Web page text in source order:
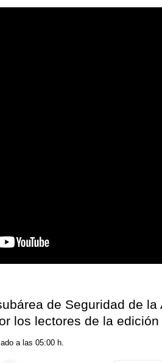
de Seguridad de
los lectores de la
a las 05:00 h.